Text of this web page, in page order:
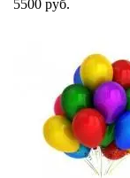
5500 руб.